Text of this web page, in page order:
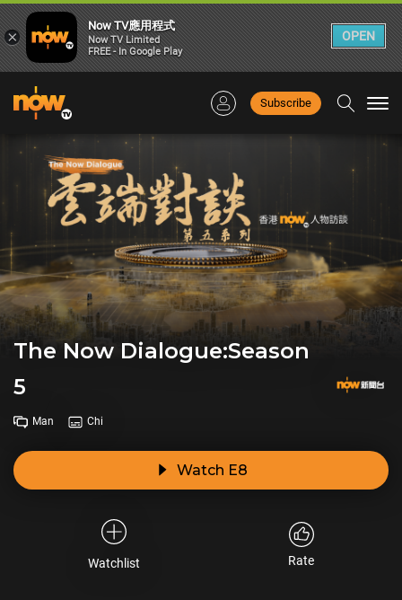
Subscribe
The Now Dialogue:Season
5
Man Chi
Watch E8
Watchlist Rate
×
Now TV應用程式
Now TV Limited
FREE - In Google Play
OPEN